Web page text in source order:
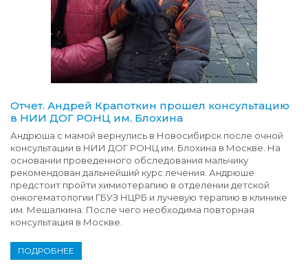
Отчет. Андрей Крапоткин прошел консультацию
в НИИ ДОГ РОНЦ им. Блохина
Андрюша с мамой вернулись в Новосибирск после очной
консультации в НИИ ДОГ РОНЦ им. Блохина в Москве. На
основании проведенного обследования мальчику
рекомендован дальнейший курс лечения. Андрюше
предстоит пройти химиотерапию в отделении детской
онкогематологии ГБУЗ НЦРБ и лучевую терапию в клинике
им. Мешалкина. После чего необходима повторная
консультация в Москве.
ПОДРОБНЕЕ